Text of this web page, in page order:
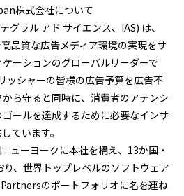
株式会社について
ラル アド サイエンス、IAS) は、
品質な広告メディア環境の実現をサ
ーションのグローバルリーダーで
ッシャーの皆様の広告予算を広告不
ら守ると同時に、消費者のアテンシ
ールを達成するために必要なインサ
ています。
ューヨークに本社を構え、13か国・
、世界トップレベルのソフトウェア
のポートフォリオに名を連ね